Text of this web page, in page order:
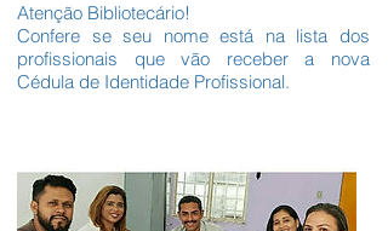
Atenção Bibliotecário!
Confere se seu nome está na lista dos
profissionais que vão receber a nova
Cédula de Identidade Profissional.